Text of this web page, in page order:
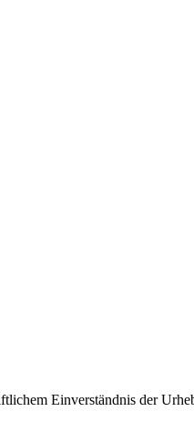
Einverständnis der